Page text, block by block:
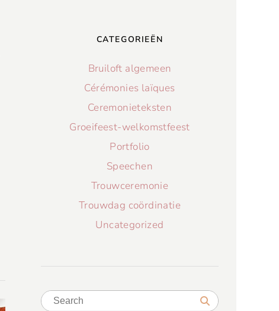
CATEGORIEËN
Bruiloft algemeen
Cérémonies laïques
Ceremonieteksten
Groeifeest-welkomstfeest
Portfolio
Speechen
Trouwceremonie
Trouwdag coördinatie
Uncategorized